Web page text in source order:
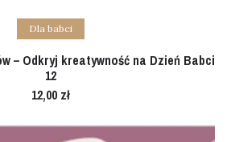
Add to cart
Dla babci
– Odkryj kreatywność na Dzień Babci
12
12,00 zł